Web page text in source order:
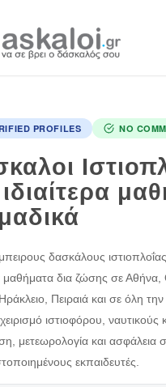
PROFILES NO
δασκάλους ιστιοπλοΐας
μαθήματα δια ζώσης σε Αθήνα,
Πειραιά και σε όλη
ιστιοφόρου, ναυτικούς
μετεωρολογία και ασφάλεια
εκπαιδευτές.